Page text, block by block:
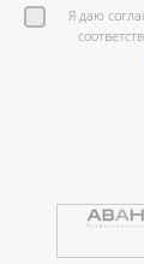
Я даю